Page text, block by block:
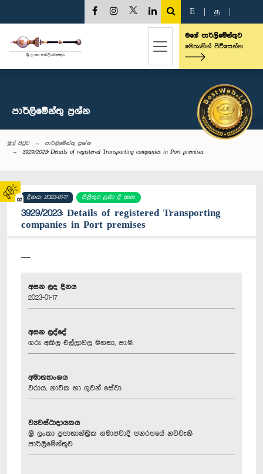
02
E த
මගේ පාර්ලිමේන්තුව
මෙතැනින් පිවිසෙන්න
පාර්ලි‌මේන්තු‌ ප්‍රශ්න
මුල් පිටුව
පාර්ලි‌මේන්තු‌ ප්‍රශ්න
3929/2023: Details of registered Transporting companies in Port premises
දිනය: 2023-01-17 පිළිතුර ලබා දී ඇත
3929/2023: Details of registered Transporting
companies in Port premises
----
අසන ලද දිනය
2023-01-17
අසන ලද්දේ
ගරු අකිල එල්ලාවල මහතා, පා.ම.
අමාත්‍යාංශය
වරාය, නාවික හා ගුවන් සේවා
ව්‍යවස්ථාදායකය
ශ්‍රී ලංකා ප්‍රජාතාන්ත්‍රික සමාජවාදී ජනරජයේ නවවැනි
පාර්ලිමේන්තුව